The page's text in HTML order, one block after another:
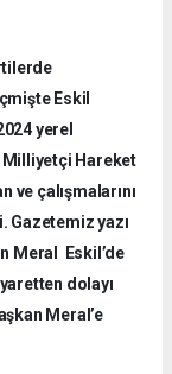
Eskil
yerel
Milliyetçi Hareket
ve çalışmalarını
Gazetemiz yazı
Meral Eskil’de
dolayı
Meral’e